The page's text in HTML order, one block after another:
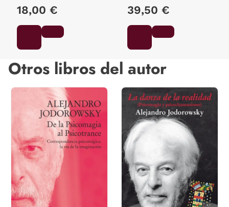
18,00 € 39,50 €
Otros libros del autor